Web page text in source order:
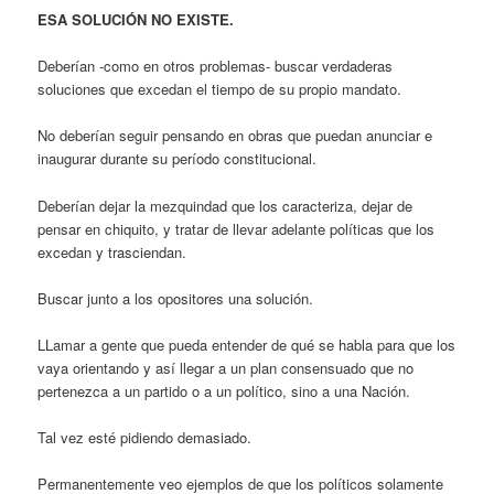
ESA SOLUCIÓN NO EXISTE.
Deberían -como en otros problemas- buscar verdaderas
soluciones que excedan el tiempo de su propio mandato.
No deberían seguir pensando en obras que puedan anunciar e
inaugurar durante su período constitucional.
Deberían dejar la mezquindad que los caracteriza, dejar de
pensar en chiquito, y tratar de llevar adelante políticas que los
excedan y trasciendan.
Buscar junto a los opositores una solución.
LLamar a gente que pueda entender de qué se habla para que los
vaya orientando y así llegar a un plan consensuado que no
pertenezca a un partido o a un político, sino a una Nación.
Tal vez esté pidiendo demasiado.
Permanentemente veo ejemplos de que los políticos solamente